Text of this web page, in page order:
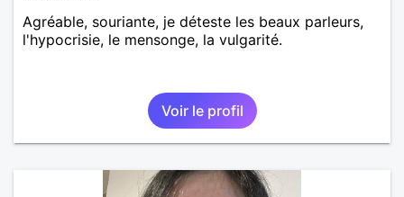
Agréable, souriante, je déteste les beaux parleurs,
l'hypocrisie, le mensonge, la vulgarité.
Voir le profil